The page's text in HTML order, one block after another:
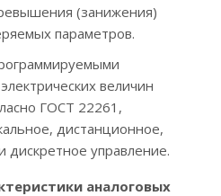
(занижения)
параметров.
величин
ГОСТ 22261,
дистанционное,
дискретное управление.
аналоговых